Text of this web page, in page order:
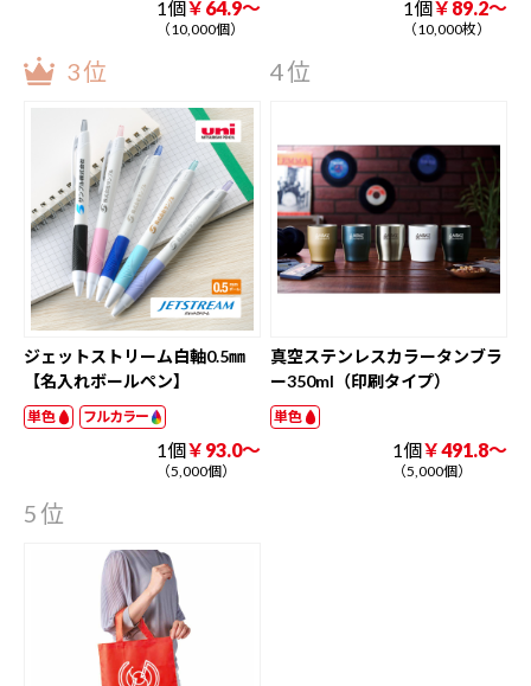
1個￥64.9～
（10,000個）
1個￥89.2～
（10,000枚）
3位
ジェットストリーム白軸0.5㎜
【名入れボールペン】
単色 フルカラー
1個￥93.0～
（5,000個）
4位
真空ステンレスカラータンブラ
ー350ml（印刷タイプ）
単色
1個￥491.8～
（5,000個）
5位